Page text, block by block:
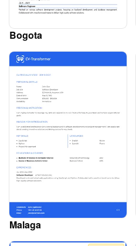
Bogota
Malaga